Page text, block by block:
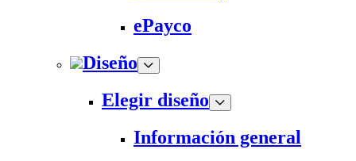
ePayco
Diseño
Elegir diseño
Información general